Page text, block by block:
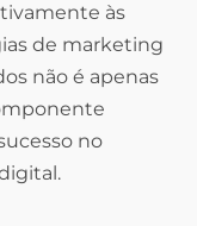
às
de marketing
não é apenas
no